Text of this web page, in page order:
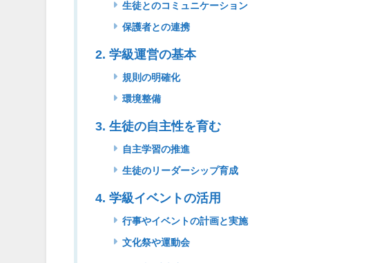
生徒とのコミュニケーション
保護者との連携
2. 学級運営の基本
規則の明確化
環境整備
3. 生徒の自主性を育む
自主学習の推進
生徒のリーダーシップ育成
4. 学級イベントの活用
行事やイベントの計画と実施
文化祭や運動会